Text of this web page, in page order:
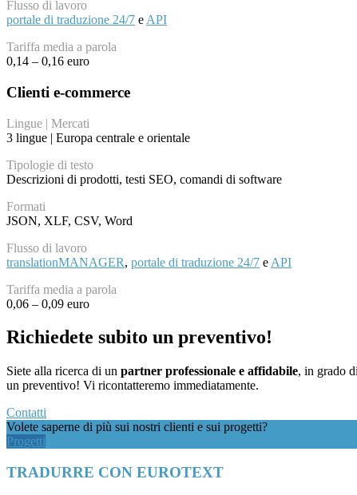
Flusso di lavoro
portale di traduzione 24/7 e API
Tariffa media a parola
0,14 – 0,16 euro
Clienti e-commerce
Lingue | Mercati
3 lingue | Europa centrale e orientale
Tipologie di testo
Descrizioni di prodotti, testi SEO, comandi di software
Formati
JSON, XLF, CSV, Word
Flusso di lavoro
translationMANAGER, portale di traduzione 24/7 e API
Tariffa media a parola
0,06 – 0,09 euro
Richiedete subito un preventivo!
Siete alla ricerca di un partner professionale e affidabile, in grado
un preventivo! Vi ricontatteremo immediatamente.
Contatti
Volete saperne di più sui nostri clienti e sui progetti?
Progetti
TRADURRE CON EUROTEXT